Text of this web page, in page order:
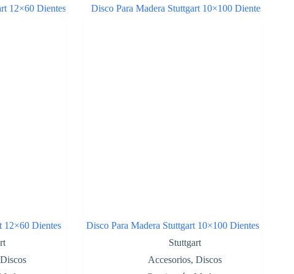
12×60 Dientes
Discos
Disco Para Madera Stuttgart 10×100 Dientes
Stuttgart
Accesorios, Discos